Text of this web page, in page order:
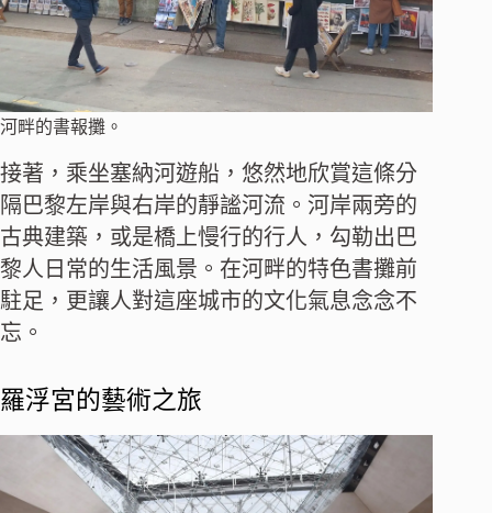
河畔的書報攤。
接著，乘坐塞納河遊船，悠然地欣賞這條分
隔巴黎左岸與右岸的靜謐河流。河岸兩旁的
古典建築，或是橋上慢行的行人，勾勒出巴
黎人日常的生活風景。在河畔的特色書攤前
駐足，更讓人對這座城市的文化氣息念念不
忘。
羅浮宮的藝術之旅